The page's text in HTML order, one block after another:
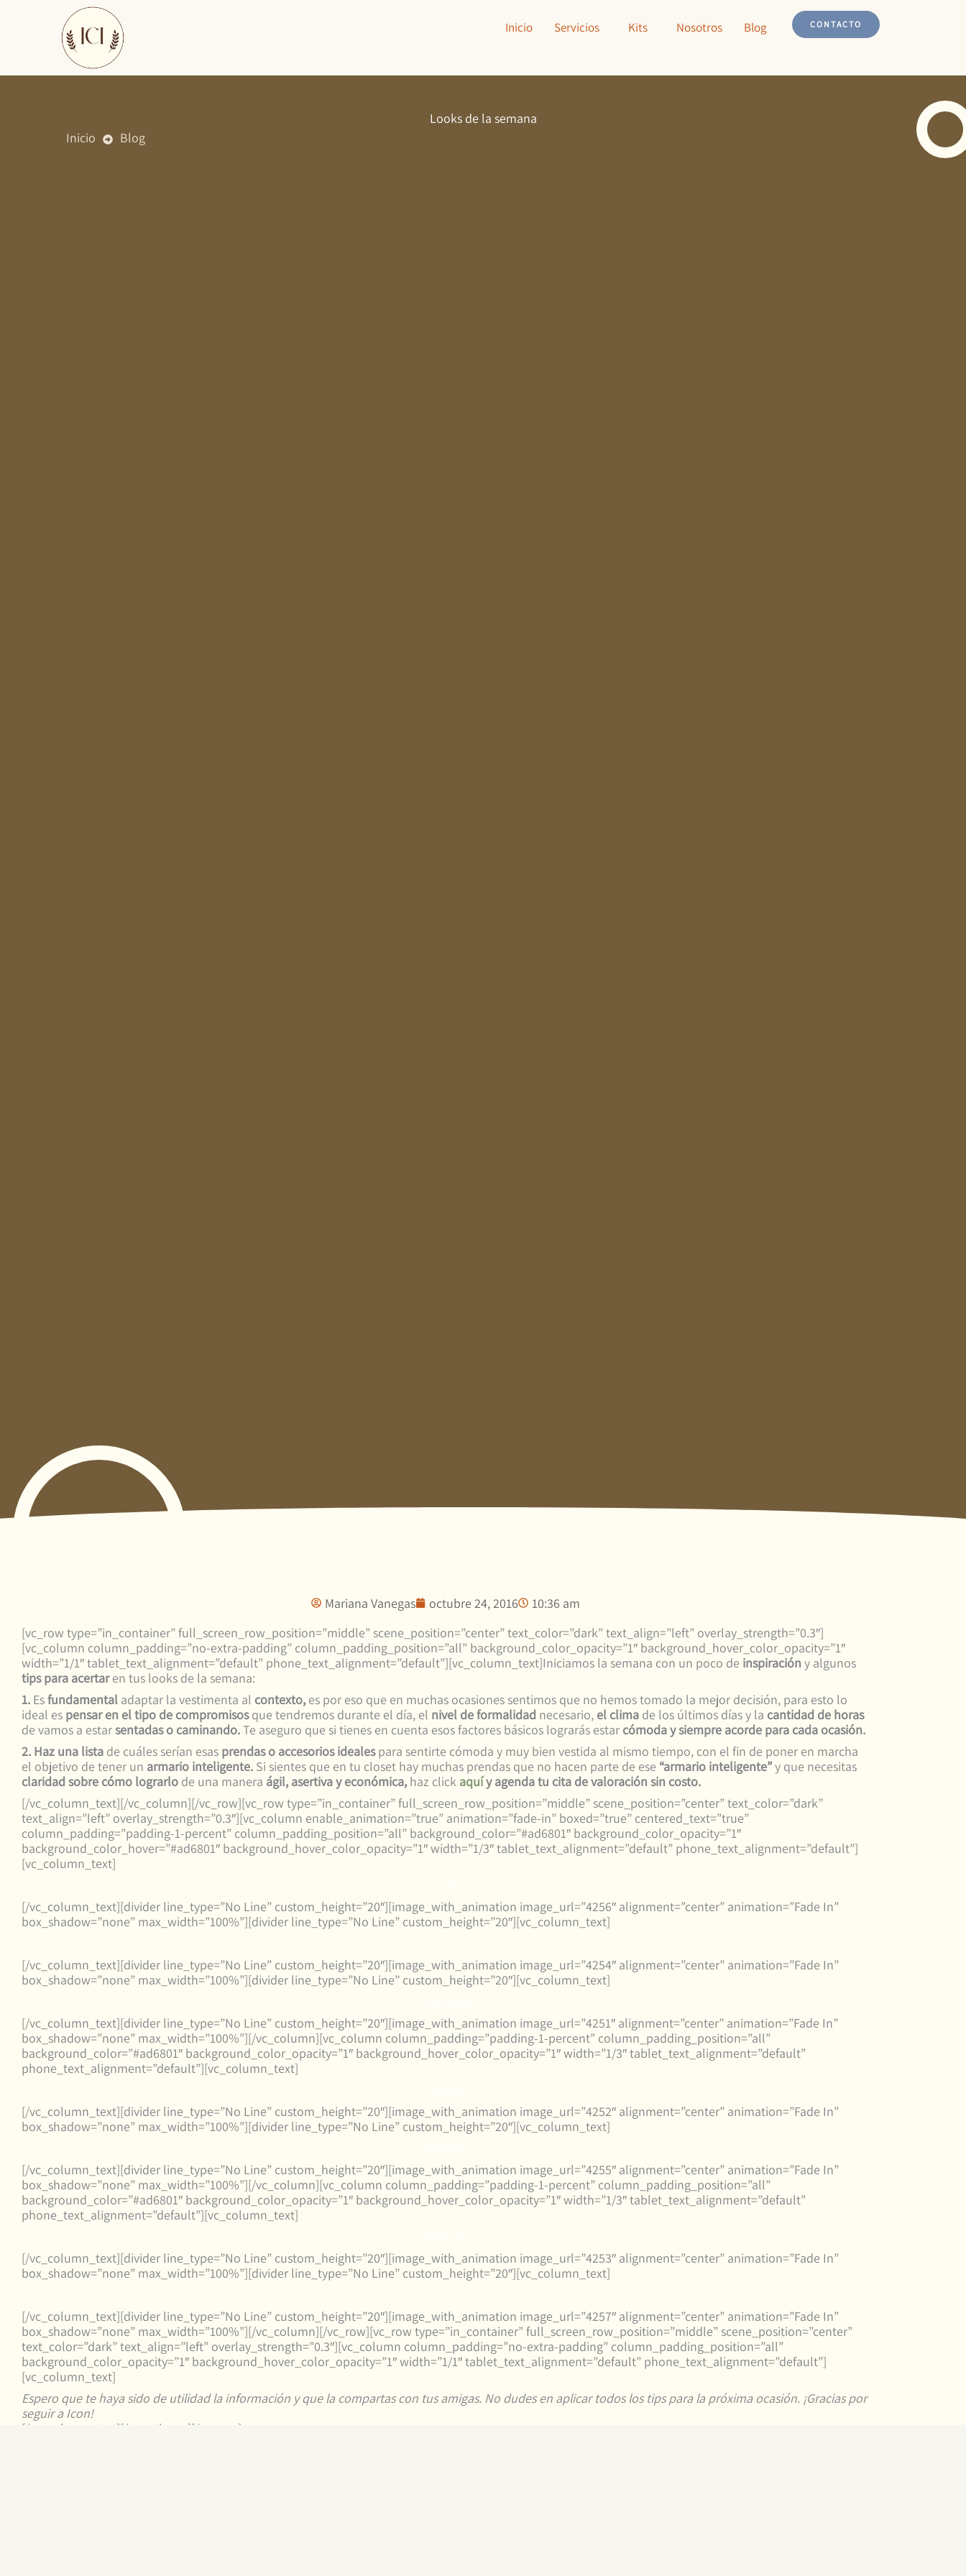
Inicio Servicios Kits Nosotros Blog CONTACTO
Looks de la semana
Inicio
Blog
Mariana Vanegas octubre 24, 2016
10:36 am
[vc_row type=”in_container” full_screen_row_position=”middle” scene_position=”center” text_color=”dark” text_align=”left” overlay_strength=”0.3″]
[vc_column column_padding=”no-extra-padding” column_padding_position=”all” background_color_opacity=”1″ background_hover_color_opacity=”1″
width=”1/1″ tablet_text_alignment=”default” phone_text_alignment=”default”][vc_column_text]Iniciamos la semana con un poco de inspiración y algunos
tips para acertaren tus looks de la semana:
1. Esfundamental adaptar la vestimenta al contexto, es por eso que en muchas ocasiones sentimos que no hemos tomado la mejor decisión, para esto lo
ideal es pensar en el tipo de compromisosque tendremos durante el día, el nivel deformalidad necesario, el clima de los últimos días y la cantidad de horas
de vamos a estarsentadas o caminando.Te aseguro que si tienes en cuenta esos factores básicos lograrás estar cómoda y siempre acorde para cada ocasión.
2. Haz una lista de cuáles serían esas prendas o accesorios idealespara sentirte cómoda y muy bien vestida al mismo tiempo, con el fin de poner en marcha
el objetivo de tener un armario inteligente. Si sientes que en tu closet hay muchas prendas que no hacen parte de ese “armario inteligente”y que necesitas
claridad sobre cómo lograrlo de una manera ágil, asertiva y económica, haz click aquíy agenda tu cita de valoración sin costo.
[/vc_column_text][/vc_column][/vc_row][vc_row type=”in_container” full_screen_row_position=”middle” scene_position=”center” text_color=”dark”
text_align=”left” overlay_strength=”0.3″][vc_column enable_animation=”true” animation=”fade-in” boxed=”true” centered_text=”true”
column_padding=”padding-1-percent” column_padding_position=”all” background_color=”#ad6801″ background_color_opacity=”1″
background_color_hover=”#ad6801″ background_hover_color_opacity=”1″ width=”1/3″ tablet_text_alignment=”default” phone_text_alignment=”default”]
[vc_column_text]
[/vc_column_text][divider line_type=”No Line” custom_height=”20″][image_with_animation image_url=”4256″ alignment=”center” animation=”Fade In”
box_shadow=”none” max_width=”100%”][divider line_type=”No Line” custom_height=”20″][vc_column_text]
[/vc_column_text][divider line_type=”No Line” custom_height=”20″][image_with_animation image_url=”4254″ alignment=”center” animation=”Fade In”
box_shadow=”none” max_width=”100%”][divider line_type=”No Line” custom_height=”20″][vc_column_text]
[/vc_column_text][divider line_type=”No Line” custom_height=”20″][image_with_animation image_url=”4251″ alignment=”center” animation=”Fade In”
box_shadow=”none” max_width=”100%”][/vc_column][vc_column column_padding=”padding-1-percent” column_padding_position=”all”
background_color=”#ad6801″ background_color_opacity=”1″ background_hover_color_opacity=”1″ width=”1/3″ tablet_text_alignment=”default”
phone_text_alignment=”default”][vc_column_text]
[/vc_column_text][divider line_type=”No Line” custom_height=”20″][image_with_animation image_url=”4252″ alignment=”center” animation=”Fade In”
box_shadow=”none” max_width=”100%”][divider line_type=”No Line” custom_height=”20″][vc_column_text]
[/vc_column_text][divider line_type=”No Line” custom_height=”20″][image_with_animation image_url=”4255″ alignment=”center” animation=”Fade In”
box_shadow=”none” max_width=”100%”][/vc_column][vc_column column_padding=”padding-1-percent” column_padding_position=”all”
background_color=”#ad6801″ background_color_opacity=”1″ background_hover_color_opacity=”1″ width=”1/3″ tablet_text_alignment=”default”
phone_text_alignment=”default”][vc_column_text]
[/vc_column_text][divider line_type=”No Line” custom_height=”20″][image_with_animation image_url=”4253″ alignment=”center” animation=”Fade In”
box_shadow=”none” max_width=”100%”][divider line_type=”No Line” custom_height=”20″][vc_column_text]
[/vc_column_text][divider line_type=”No Line” custom_height=”20″][image_with_animation image_url=”4257″ alignment=”center” animation=”Fade In”
box_shadow=”none” max_width=”100%”][/vc_column][/vc_row][vc_row type=”in_container” full_screen_row_position=”middle” scene_position=”center”
text_color=”dark” text_align=”left” overlay_strength=”0.3″][vc_column column_padding=”no-extra-padding” column_padding_position=”all”
background_color_opacity=”1″ background_hover_color_opacity=”1″ width=”1/1″ tablet_text_alignment=”default” phone_text_alignment=”default”]
[vc_column_text]
Espero que te haya sido de utilidad la información y que la compartas con tus amigas. No dudes en aplicar todos los tips para la próxima ocasión. ¡Gracias por
seguir a Icon!
[/vc_column_text][/vc_column][/vc_row]